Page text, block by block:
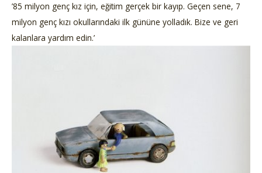
’85 milyon genç kız için, eğitim gerçek bir kayıp. Geçen sene, 7
milyon genç kızı okullarındaki ilk gününe yolladık. Bize ve geri
kalanlara yardım edin.’